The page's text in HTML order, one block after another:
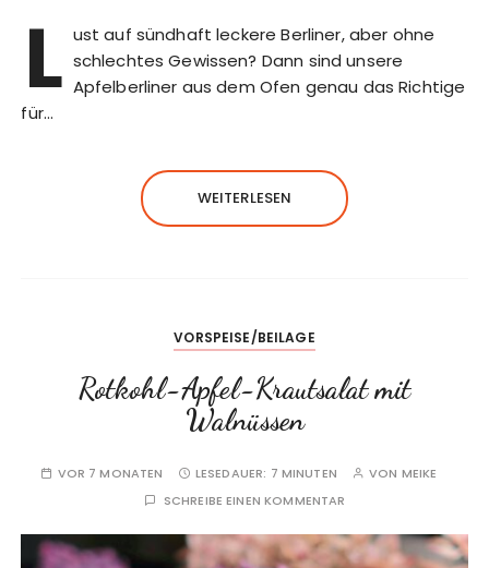
L ust auf sündhaft leckere Berliner, aber ohne
schlechtes Gewissen? Dann sind unsere
Apfelberliner aus dem Ofen genau das Richtige
für…
WEITERLESEN
VORSPEISE/BEILAGE
Rotkohl-Apfel-Krautsalat mit
Walnüssen
VOR 7 MONATEN LESEDAUER: 7 MINUTEN VON MEIKE
SCHREIBE EINEN KOMMENTAR